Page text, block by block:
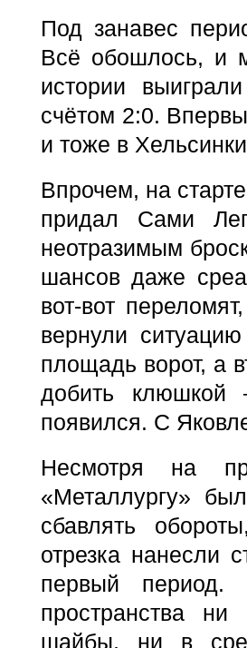
Под занавес
Всё обошлось, и
истории
счётом 2:0.
и тоже в
Впрочем, на
придал Сами
неотразимым
шансов даже
вот-вот
вернули
площадь ворот, а
добить
появился. С
Несмотря на
«Металлургу»
сбавлять
отрезка нанесли
первый период.
пространства
шайбы, ни в